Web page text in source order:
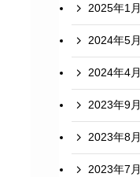
2025年1月
2024年5月
2024年4月
2023年9月
2023年8月
2023年7月